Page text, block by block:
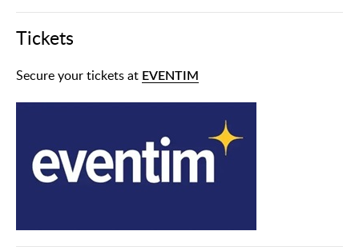
Tickets
Secure your tickets at EVENTIM